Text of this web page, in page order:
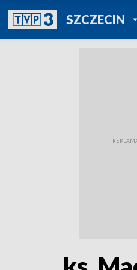
SZCZECIN
TVP